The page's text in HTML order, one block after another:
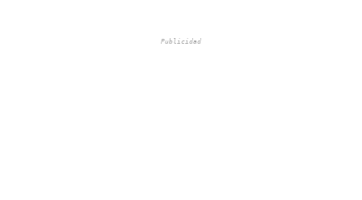
Publicidad